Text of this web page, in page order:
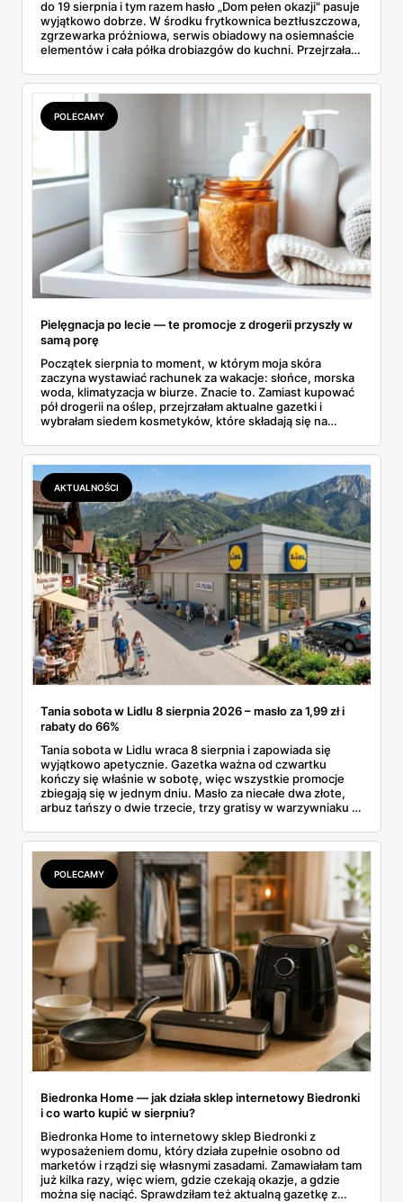
do 19 sierpnia i tym razem hasło „Dom pełen okazji" pasuje
wyjątkowo dobrze. W środku frytkownica beztłuszczowa,
zgrzewarka próżniowa, serwis obiadowy na osiemnaście
elementów i cała półka drobiazgów do kuchni. Przejrzałam
się przy półce z samego rana.
POLECAMY
Pielęgnacja po lecie — te promocje z drogerii przyszły w
samą porę
Początek sierpnia to moment, w którym moja skóra
zaczyna wystawiać rachunek za wakacje: słońce, morska
woda, klimatyzacja w biurze. Znacie to. Zamiast kupować
pół drogerii na oślep, przejrzałam aktualne gazetki i
wybrałam siedem kosmetyków, które składają się na
dermokosmetyki Vichy. Wszystkie ceny sprawdziłam w
ofertach, terminy też.
AKTUALNOŚCI
Tania sobota w Lidlu 8 sierpnia 2026 – masło za 1,99 zł i
rabaty do 66%
Tania sobota w Lidlu wraca 8 sierpnia i zapowiada się
wyjątkowo apetycznie. Gazetka ważna od czwartku
kończy się właśnie w sobotę, więc wszystkie promocje
zbiegają się w jednym dniu. Masło za niecałe dwa złote,
arbuz tańszy o dwie trzecie, trzy gratisy w warzywniaku i
całą sobotnią gazetkę Lidla strona po stronie i wybrałam
to, co naprawdę się opłaca.
POLECAMY
Biedronka Home — jak działa sklep internetowy Biedronki
i co warto kupić w sierpniu?
Biedronka Home to internetowy sklep Biedronki z
wyposażeniem domu, który działa zupełnie osobno od
marketów i rządzi się własnymi zasadami. Zamawiałam tam
już kilka razy, więc wiem, gdzie czekają okazje, a gdzie
można się naciąć. Sprawdziłam też aktualną gazetkę z